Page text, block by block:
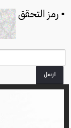
• رمز التحقق
ارسل